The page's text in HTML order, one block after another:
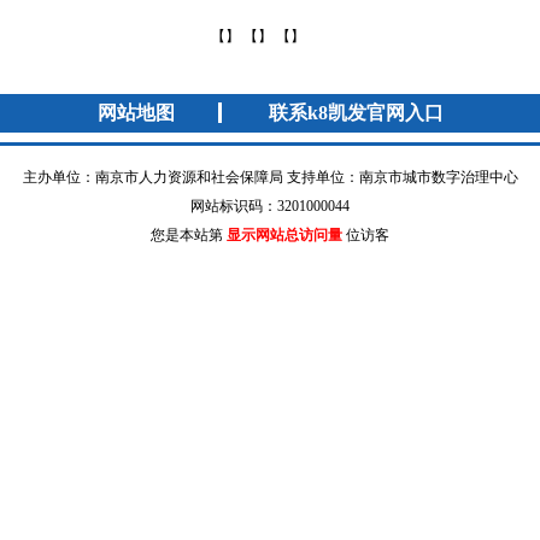
【】 【】 【】
网站地图 联系k8凯发官网入口
主办单位：南京市人力资源和社会保障局 支持单位：南京市城市数字治理中心
网站标识码：3201000044
您是本站第 显示网站总访问量 位访客